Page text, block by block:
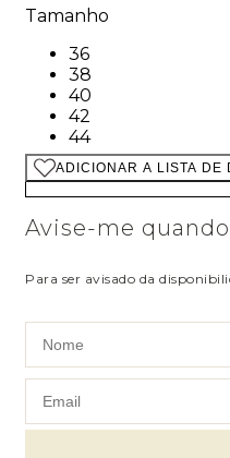
Tamanho
Tamanho: 36
36
Tamanho: 38
38
Tamanho: 40
40
Tamanho: 42
42
Tamanho: 44
44
ADICIONAR A LISTA DE
Avise-me
Para ser avisado da